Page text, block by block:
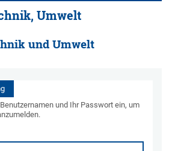
Umwelt
und Umwelt
und Ihr Passwort ein, um